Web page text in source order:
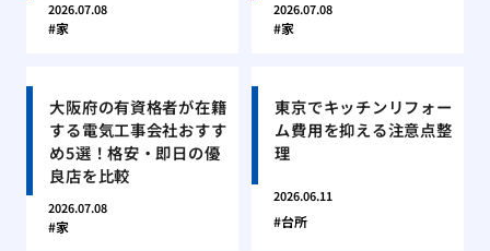
2026.07.08
家
2026.07.08
家
大阪府の有資格者が在籍
する電気工事会社おすす
め5選！格安・即日の優
良店を比較
2026.07.08
家
東京でキッチンリフォー
ム費用を抑える注意点整
理
2026.06.11
台所